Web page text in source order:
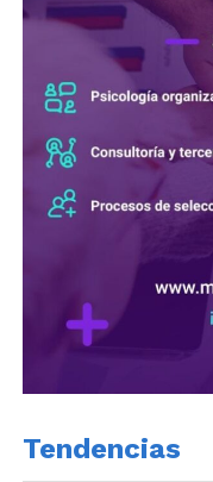
Tendencias